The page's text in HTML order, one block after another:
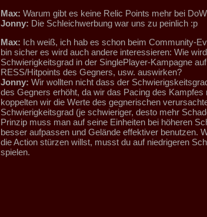
Max: Warum gibt es keine Relic Points mehr bei
Jonny: Die Schleichwerbung war uns zu peinlich :p
Max: Ich weiß, ich hab es schon beim Community-
bin sicher es wird auch andere interessieren: Wie
Schwierigkeitsgrad in der SinglePlayer-Kampagne
RESS/Hitpoints des Gegners, usw. auswirken?
Jonny: Wir wollten nicht dass der
des Gegners erhöht, da wir das Pacing des Kampfes
koppelten wir die Werte des gegnerischen
Schwierigkeitsgrad (je schwieriger, desto mehr
Prinzip muss man auf seine Einheiten bei höheren
besser aufpassen und Gelände effektiver benutzen.
die Action stürzen willst, musst du auf niedrigeren
spielen.